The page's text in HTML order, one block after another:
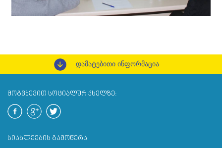
დამატებითი ინფორმაცია
ᲛᲝᲒᲕᲧᲔᲕᲘᲗ ᲡᲝᲪᲘᲐᲚᲣᲠ ᲥᲡᲔᲚᲖᲔ:
ᲡᲘᲐᲮᲚᲔᲔᲑᲘᲡ ᲒᲐᲛᲝᲬᲔᲠᲐ